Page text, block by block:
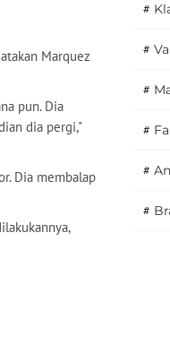
Marquez
pun. Dia
dia pergi,"
Dia membalap
#
#
#
#
#
#